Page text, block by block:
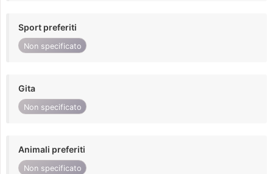
Sport preferiti
Non specificato
Gita
Non specificato
Animali preferiti
Non specificato